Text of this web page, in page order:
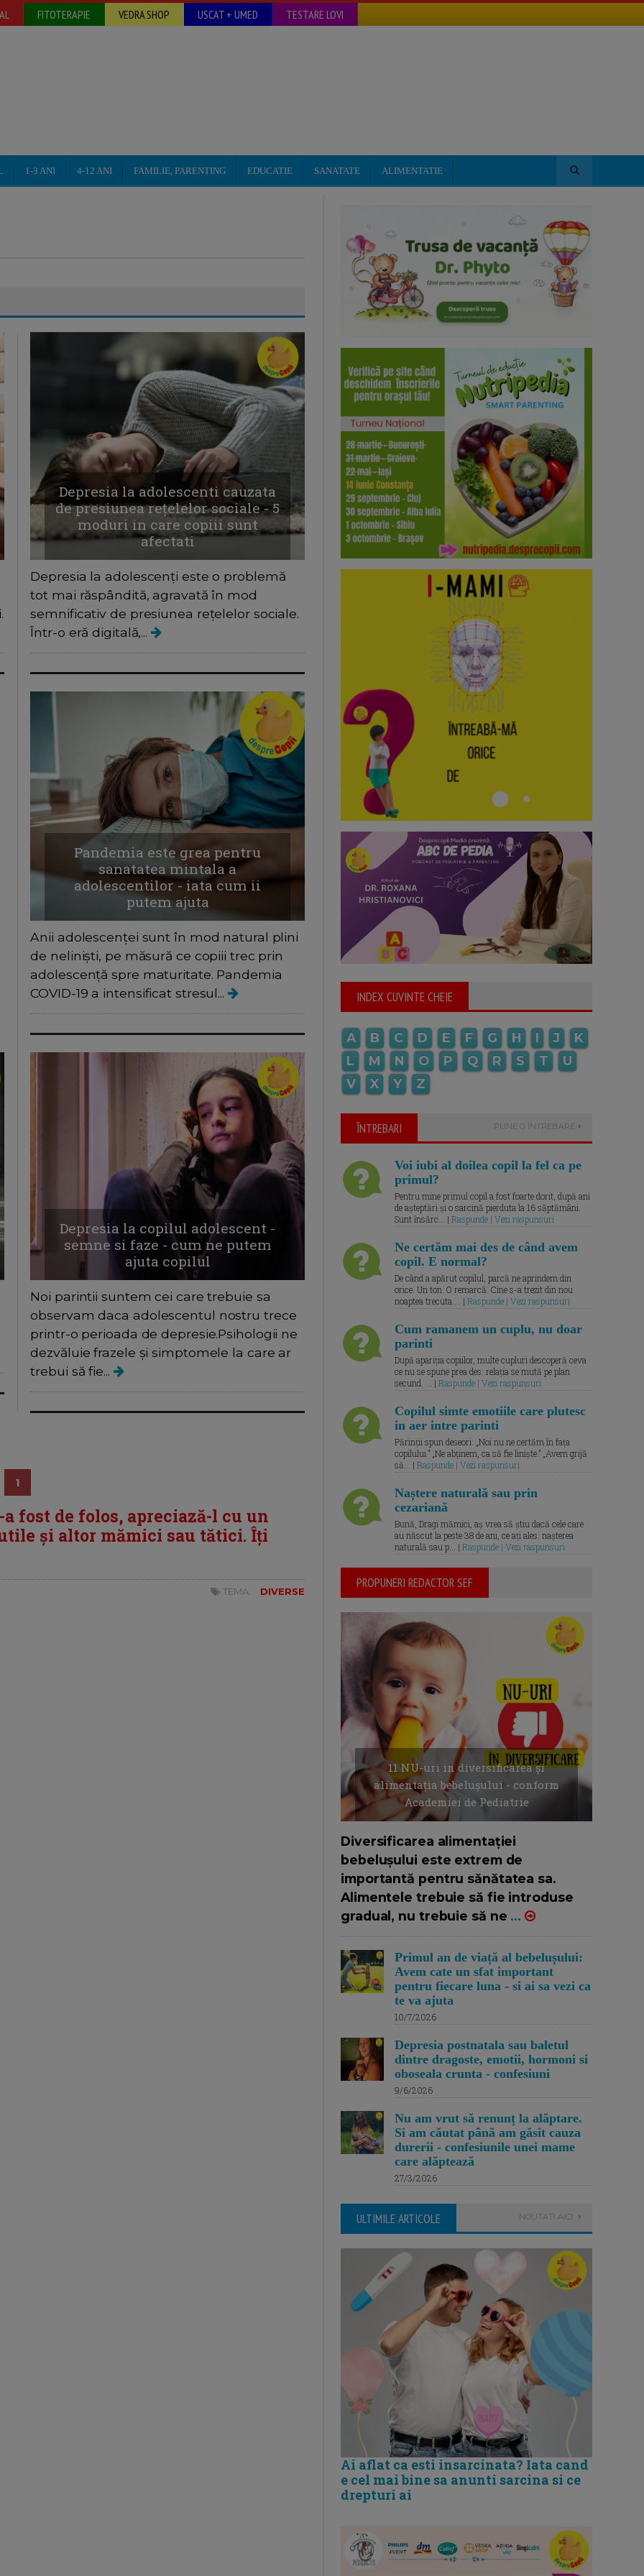
FITOTERAPIE VEDRA SHOP USCAT + UMED TESTARE LOVI
1-3 ANI 4-12 ANI FAMILIE, PARENTING EDUCATIE SANATATE ALIMENTATIE
Depresia la adolescenti cauzata
de presiunea rețelelor sociale - 5
moduri in care copiii sunt
afectati
Depresia la adolescenți este o problemă
tot mai răspândită, agravată în mod
semnificativ de presiunea rețelelor sociale.
Într-o eră digitală,...
Pandemia este grea pentru
sanatatea mintala a
adolescentilor - iata cum ii
putem ajuta
Anii adolescenței sunt în mod natural plini
de neliniști, pe măsură ce copiii trec prin
adolescență spre maturitate. Pandemia
COVID-19 a intensificat stresul...
Depresia la copilul adolescent -
semne si faze - cum ne putem
ajuta copilul
Noi parintii suntem cei care trebuie sa
observam daca adolescentul nostru trece
printr-o perioada de depresie.Psihologii ne
dezvăluie frazele şi simptomele la care ar
trebui să fie...
1
fost de folos, apreciază-l cu un
și altor mămici sau tătici. Îți
TEMA: DIVERSE
INDEX CUVINTE CHEIE
A B C D E F G H I J
K
L
M N O P Q R S T
U
V
X Y Z
ÎNTREBARI PUNE O ÎNTREBARE
Voi iubi al doilea copil la fel ca pe
primul?
Pentru mine primul copil a fost foarte dorit, după ani
de așteptări și o sarcină pierduta la 16 săptămâni.
Sunt însărc... | Raspunde | Vezi raspunsuri
Ne certăm mai des de când avem
copil. E normal?
De când a apărut copilul, parcă ne aprindem din
orice. Un ton. O remarcă. Cine s-a trezit din nou
noaptea trecuta.... | Raspunde | Vezi raspunsuri
Cum ramanem un cuplu, nu doar
parinti
După apariția copiilor, multe cupluri descoperă ceva
ce nu se spune prea des: relația se mută pe plan
secund. ... | Raspunde | Vezi raspunsuri
Copilul simte emotiile care plutesc
in aer intre parinti
Părinții spun deseori: „Noi nu ne certăm în fața
copilului.” „Ne abținem, ca să fie liniște.” „Avem grijă
să... | Raspunde | Vezi raspunsuri
Naștere naturală sau prin
cezariană
Bună, Dragi mămici, aș vrea să știu dacă cele care
au născut la peste 38 de ani, ce ați ales: nașterea
naturală sau p... | Raspunde | Vezi raspunsuri
PROPUNERI REDACTOR SEF
11 NU-uri in diversificarea și
alimentația bebelușului - conform
Academiei de Pediatrie
Diversificarea alimentației
bebelușului este extrem de
importantă pentru sănătatea sa.
Alimentele trebuie să fie introduse
gradual, nu trebuie să ne ...
Primul an de viață al bebelușului:
Avem cate un sfat important
pentru fiecare luna - si ai sa vezi ca
te va ajuta
10/7/2026
Depresia postnatala sau baletul
dintre dragoste, emotii, hormoni si
oboseala crunta - confesiuni
9/6/2026
Nu am vrut să renunț la alăptare.
Si am căutat până am găsit cauza
durerii - confesiunile unei mame
care alăptează
27/3/2026
ULTIMILE ARTICOLE NOUTATI AICI
Ai aflat ca esti insarcinata? Iata cand
e cel mai bine sa anunti sarcina si ce
drepturi ai